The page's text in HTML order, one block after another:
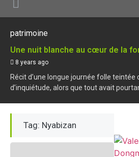
patrimoine
Une nuit blanche au cœur de la
8 years ago
Récit d’une longue journée folle teintée
d’inquiétude, alors que tout avait
Tag: Nyabizan